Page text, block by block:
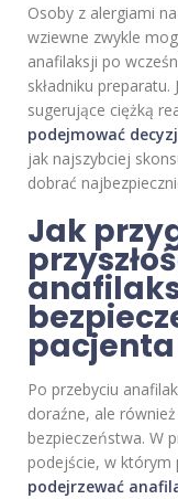
Osoby z alergiami
wziewne zwykle
anafilaksji po
składniku
sugerujące ciężką
podejmować
jak najszybciej
dobrać
Jak
Po przebyciu
doraźne, ale
bezpieczeństwa. W
podejście, w którym
podejrzewać